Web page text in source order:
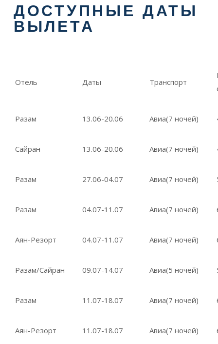
ДОСТУПНЫЕ ДАТЫ
ВЫЛЕТА
Отель Даты Транспорт
Разам 13.06-20.06 Авиа(7 ночей)
Сайран 13.06-20.06 Авиа(7 ночей)
Разам 27.06-04.07 Авиа(7 ночей)
Разам 04.07-11.07 Авиа(7 ночей)
Аян-Резорт 04.07-11.07 Авиа(7 ночей)
Разам/Сайран 09.07-14.07 Авиа(5 ночей)
Разам 11.07-18.07 Авиа(7 ночей)
Аян-Резорт 11.07-18.07 Авиа(7 ночей)